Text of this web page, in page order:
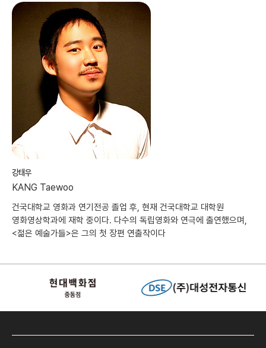
강태우
KANG Taewoo
건국대학교 영화과 연기전공 졸업 후, 현재 건국대학교 대학원
영화영상학과에 재학 중이다. 다수의 독립영화와 연극에 출연했으며,
<젊은 예술가들>은 그의 첫 장편 연출작이다